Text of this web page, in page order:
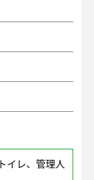
イレ、管理人